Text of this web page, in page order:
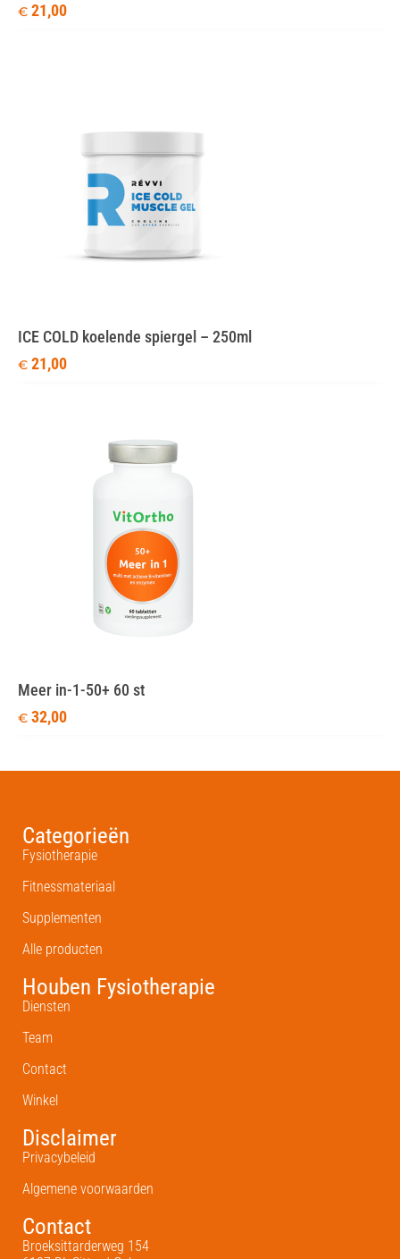
€ 21,00
ICE COLD koelende spiergel – 250ml
€ 21,00
Meer in-1-50+ 60 st
€ 32,00
Categorieën
Fysiotherapie
Fitnessmateriaal
Supplementen
Alle producten
Houben Fysiotherapie
Diensten
Team
Contact
Winkel
Disclaimer
Privacybeleid
Algemene voorwaarden
Contact
Broeksittarderweg 154